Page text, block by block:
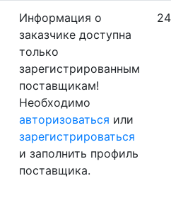
Информация о
заказчике доступна
только
зарегистрированным
поставщикам!
Необходимо
авторизоваться или
зарегистрироваться
и заполнить профиль
поставщика.